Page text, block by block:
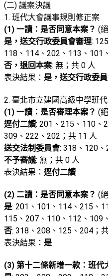
(二) 議案決議
1. 班代大會議事規則修正案
(1) 一讀：是否同意本案？ (
是，送交行政委員會審理:
118、114、202、113、101
否，退回本案: 無；共 0 人
表決結果： 是，送交行政委
2. 臺北市立建國高級中學班
(1) 一讀：是否審理本案？ (
逕付二讀: 201、215、110、
309、222、202；共 11 人
送交法制委員會: 318、120
不予審議: 無；共 0 人
表決結果： 逕付二讀
(2) 二讀：是否同意本案？ (
是: 201、101、114、215、
115、207、110、112、109
否: 318、208、125、204；
表決結果： 是
(3) 第十二條新增一款：班代